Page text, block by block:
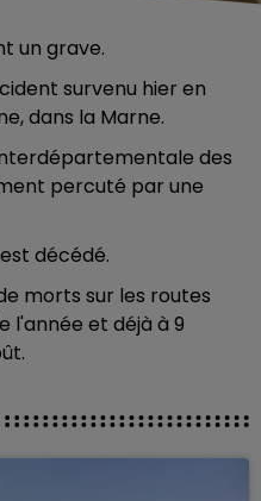
un grave.
survenu hier en
dans la Marne.
des
percuté par une
décédé.
morts sur les routes
l'année et déjà à 9